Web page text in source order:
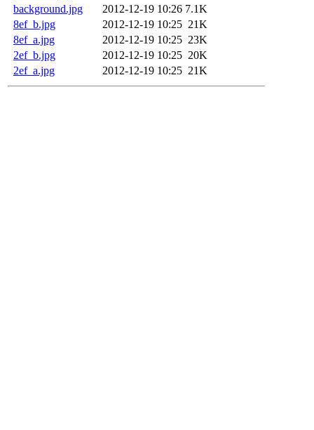
background.jpg
2012-12-19 10:26 7.1K
8ef_b.jpg
2012-12-19 10:25 21K
8ef_a.jpg
2012-12-19 10:25 23K
2ef_b.jpg
2012-12-19 10:25 20K
2ef_a.jpg
2012-12-19 10:25 21K